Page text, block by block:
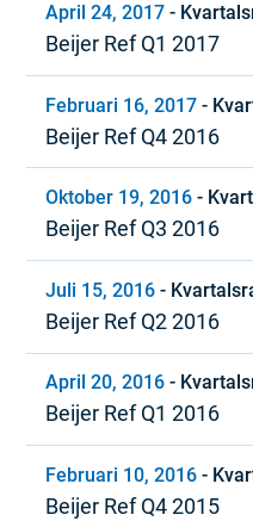
April 24, 2017 -
Beijer Ref Q1 2017
Februari 16, 2017 -
Beijer Ref Q4 2016
Oktober 19, 2016 -
Beijer Ref Q3 2016
Juli 15, 2016 -
Beijer Ref Q2 2016
April 20, 2016 -
Beijer Ref Q1 2016
Februari 10, 2016 -
Beijer Ref Q4 2015